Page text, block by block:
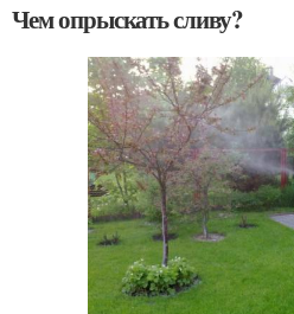
Чем опрыскать сливу?